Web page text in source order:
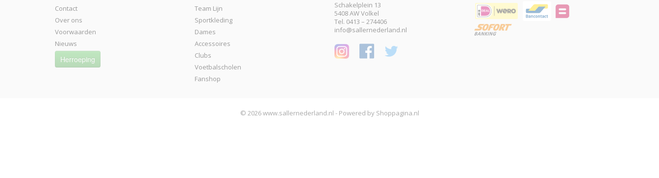
Contact
Over ons
Voorwaarden
Nieuws
Herroeping
Team Lijn
Sportkleding
Dames
Accessoires
Clubs
Voetbalscholen
Fanshop
Schakelplein 13
5408 AW Volkel
Tel. 0413 – 274406
info@sallernederland.nl
© 2026 www.sallernederland.nl - Powered by Shoppagina.nl